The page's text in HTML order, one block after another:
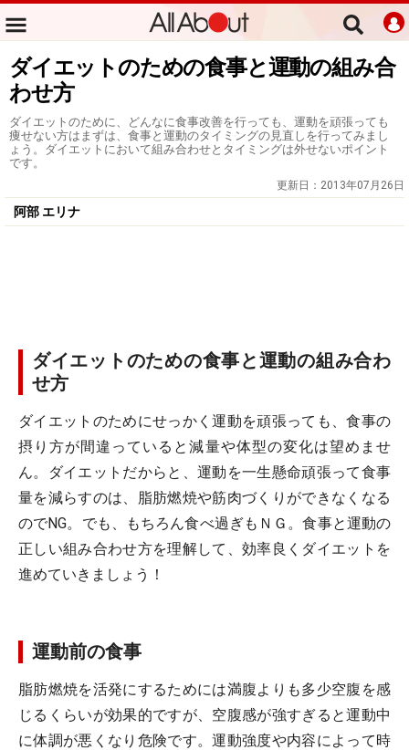
ダイエットのための食事と運動の組み合
わせ方
ダイエットのために、どんなに食事改善を行っても、運動を頑張っても
痩せない方はまずは、食事と運動のタイミングの見直しを行ってみまし
ょう。ダイエットにおいて組み合わせとタイミングは外せないポイント
です。
更新日： 2013年07月26日
阿部 エリナ
ダイエットのための食事と運動の組み合わ
せ方
ダイエットのためにせっかく運動を頑張っても、食事の
摂り方が間違っていると減量や体型の変化は望めませ
ん。ダイエットだからと、運動を一生懸命頑張って食事
量を減らすのは、脂肪燃焼や筋肉づくりができなくなる
のでNG。でも、もちろん食べ過ぎもＮＧ。食事と運動の
正しい組み合わせ方を理解して、効率良くダイエットを
進めていきましょう！
運動前の食事
脂肪燃焼を活発にするためには満腹よりも多少空腹を感
じるくらいが効果的ですが、空腹感が強すぎると運動中
に体調が悪くなり危険です。運動強度や内容によって時